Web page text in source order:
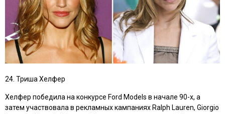
24. Триша Хелфер
Хелфер победила на конкурсе Ford Models в начале 90-х, а
затем участвовала в рекламных кампаниях Ralph Lauren, Giorgio